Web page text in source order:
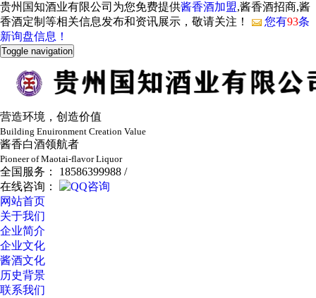
贵州国知酒业有限公司为您免费提供酱香酒加盟,酱香酒招商,酱
香酒定制等相关信息发布和资讯展示，敬请关注！
您有93条
新询盘信息！
Toggle navigation
营造环境，创造价值
Building Enuironment Creation Value
酱香白酒领航者
Pioneer of Maotai-flavor Liquor
全国服务： 18586399988 /
在线咨询：
网站首页
关于我们
企业简介
企业文化
酱酒文化
历史背景
联系我们